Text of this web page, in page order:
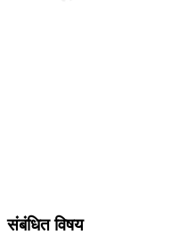
संबंधित विषय